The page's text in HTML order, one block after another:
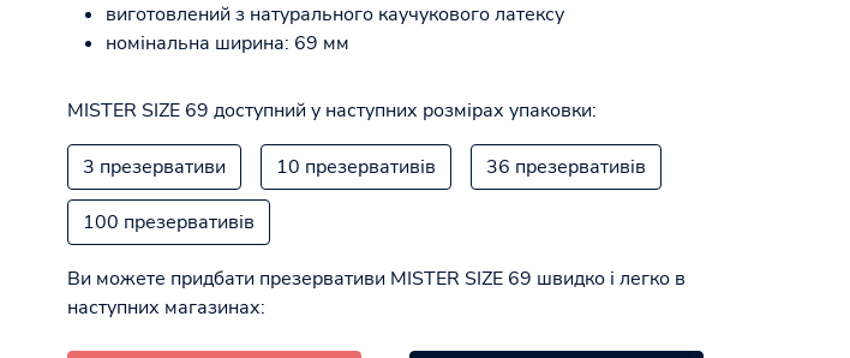
виготовлений з натурального каучукового латексу
номінальна ширина: 69 мм
MISTER SIZE 69 доступний у наступних розмірах упаковки:
3 презервативи 10 презервативів 36 презервативів
100 презервативів
Ви можете придбати презервативи MISTER SIZE 69 швидко і легко в
наступних магазинах: